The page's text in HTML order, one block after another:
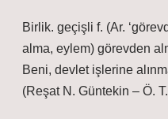
Birlik. geçişli f. (Ar.
alma, eylem) görevden
Beni, devlet işlerine
(Reşat N. Güntekin – Ö.